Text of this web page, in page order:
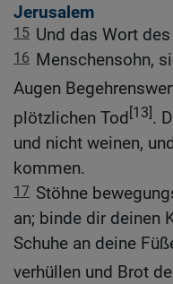
Jerusalem
15 Und das Wort
16 Menschensohn,
Augen
plötzlichen Tod[13].
und nicht weinen,
kommen.
17 Stöhne
an; binde dir deinen
Schuhe an deine
verhüllen und Brot